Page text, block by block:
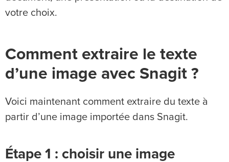
votre choix.
Comment extraire le texte
d’une image avec Snagit ?
Voici maintenant comment extraire du texte à
partir d’une image importée dans Snagit.
Étape 1 : choisir une image